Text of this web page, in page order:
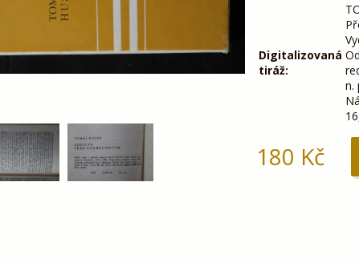
Digitalizovaná
tiráž:
n.
180 Kč